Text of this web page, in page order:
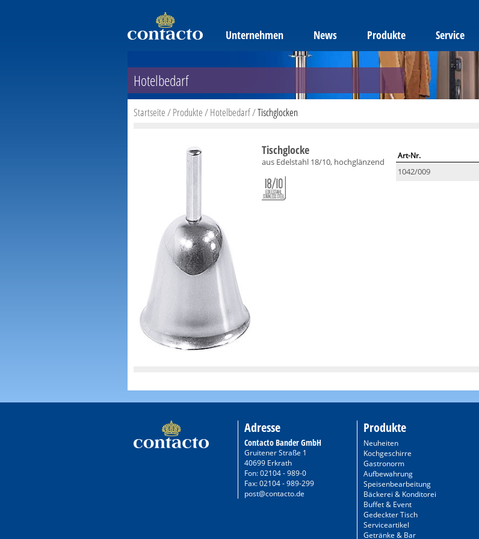
Unternehmen News Produkte Service
Hotelbedarf
Startseite/Produkte/Hotelbedarf/Tischglocken
Tischglocke
aus Edelstahl 18/10, hochglänzend
Art-Nr.
1042/009
Adresse
Contacto Bander GmbH
Gruitener Straße 1
40699 Erkrath
Fon: 02104 - 989-0
Fax: 02104 - 989-299
post@contacto.de
Produkte
Neuheiten
Kochgeschirre
Gastronorm
Aufbewahrung
Speisenbearbeitung
Bäckerei & Konditorei
Buffet & Event
Gedeckter Tisch
Serviceartikel
Getränke & Bar